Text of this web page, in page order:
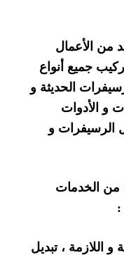
من الأعمال
جميع أنواع
الحديثة و
و الأدوات
الرسيفرات و
من الخدمات
:
و اللازمة ، تبديل